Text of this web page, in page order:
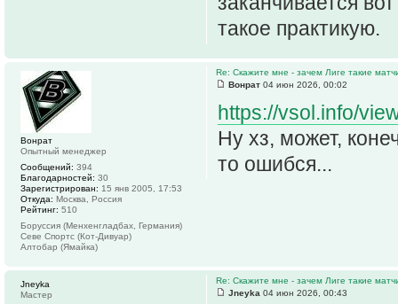
такое практикую.
Re: Скажите мне - зачем Лиге такие
Вонрат 04 июн 2026, 00:02
https://vsol.info/
Ну хз, может,
то ошибся...
Вонрат
Опытный менеджер
Сообщений: 394
Благодарностей: 30
Зарегистрирован: 15 янв 2005, 17:53
Откуда: Москва, Россия
Рейтинг: 510
Боруссия (Менхенгладбах, Германия)
Севе Спортс (Кот-Дивуар)
Алтобар (Ямайка)
Re: Скажите мне - зачем Лиге такие
Jneyka 04 июн 2026, 00:43
Jneyka
Мастер